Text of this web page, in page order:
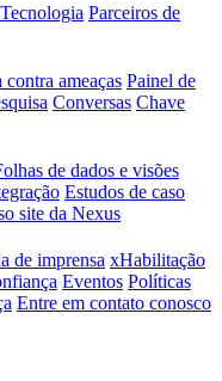
Parceiros de
ameaças Painel de
Conversas Chave
de dados e visões
Estudos de caso
site da Nexus
de imprensa xHabilitação
Eventos Políticas
Entre em contato conosco